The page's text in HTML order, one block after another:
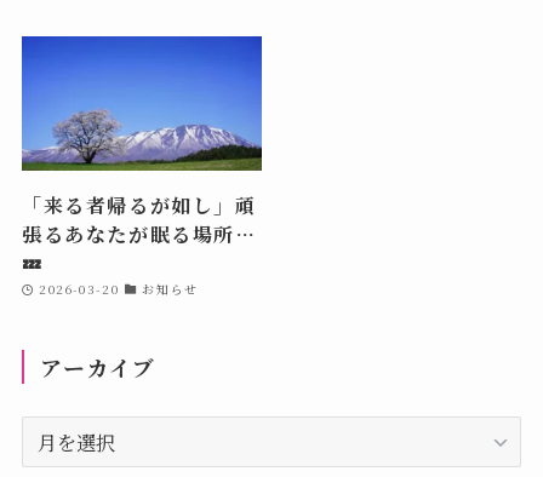
「来る者帰るが如し」頑
張るあなたが眠る場所…
💤
2026-03-20 お知らせ
アーカイブ
ア
ー